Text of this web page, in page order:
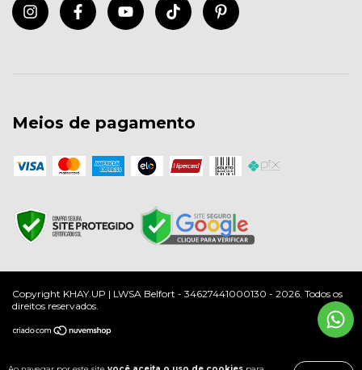
Meios de pagamento
Copyright KHAY.UP | LWSA Belfort - 34627441000130 - 2026. Todos os
direitos reservados.